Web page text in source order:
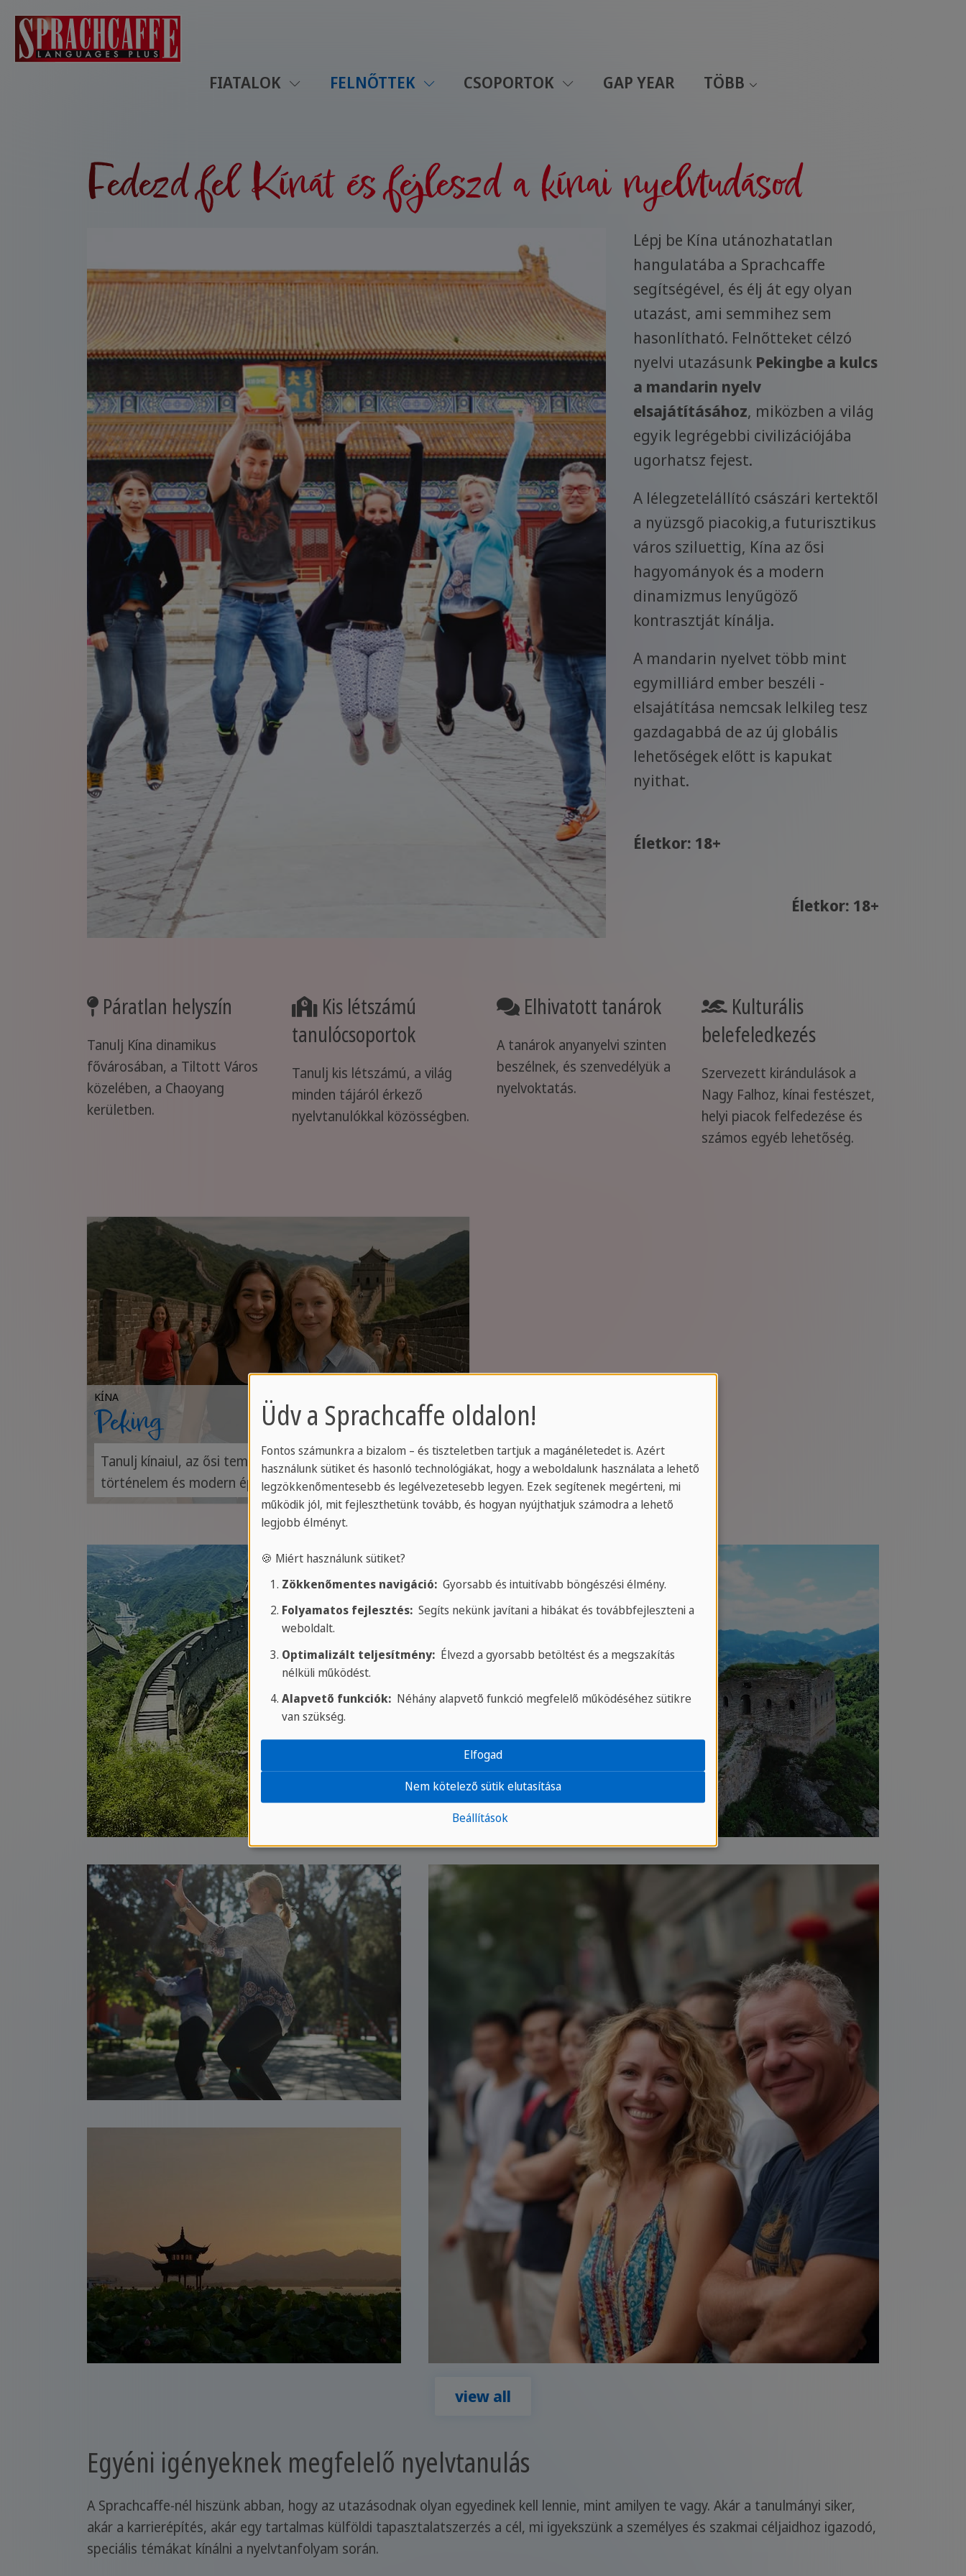
FIATALOK FELNŐTTEK CSOPORTOK GAP YEAR TÖBB
Fedezd fel Kínát és fejleszd a kínai nyelvtudásod
Lépj be Kína utánozhatatlan
hangulatába a Sprachcaffe
segítségével, és élj át egy olyan
utazást, ami semmihez sem
hasonlítható. Felnőtteket célzó
nyelvi utazásunk Pekingbe a kulcs
a mandarin nyelv
elsajátításához, miközben a világ
egyik legrégebbi civilizációjába
ugorhatsz fejest.
A lélegzetelállító császári kertektől
a nyüzsgő piacokig,a futurisztikus
város sziluettig, Kína az ősi
hagyományok és a modern
dinamizmus lenyűgöző
kontrasztját kínálja.
A mandarin nyelvet több mint
egymilliárd ember beszéli -
elsajátítása nemcsak lelkileg tesz
gazdagabbá de az új globális
lehetőségek előtt is kapukat
nyithat.
Életkor: 18+
Életkor: 18+
Páratlan helyszín
Tanulj Kína dinamikus
fővárosában, a Tiltott Város
közelében, a Chaoyang
kerületben.
Kis létszámú
tanulócsoportok
Tanulj kis létszámú, a világ
minden tájáról érkező
nyelvtanulókkal közösségben.
Elhivatott tanárok
A tanárok anyanyelvi szinten
beszélnek, és szenvedélyük a
nyelvoktatás.
Kulturális
belefeledkezés
Szervezett kirándulások a
Nagy Falhoz, kínai festészet,
helyi piacok felfedezése és
számos egyéb lehetőség.
KÍNA
Peking
Tanulj kínaiul, az ősi templomok, teaházak, a
történelem és modern épületek sajátos
keveredésében.
view all
Egyéni igényeknek megfelelő nyelvtanulás
A Sprachcaffe-nél hiszünk abban, hogy az utazásodnak olyan egyedinek kell lennie, mint amilyen te vagy. Akár a tanulmányi siker,
akár a karrierépítés, akár egy tartalmas külföldi tapasztalatszerzés a cél, mi igyekszünk a személyes és szakmai céljaidhoz igazodó,
speciális témákat kínálni a nyelvtanfolyam során.
Üdv a Sprachcaffe oldalon!
Fontos számunkra a bizalom – és tiszteletben tartjuk a magánéletedet is. Azért
használunk sütiket és hasonló technológiákat, hogy a weboldalunk használata a lehető
legzökkenőmentesebb és legélvezetesebb legyen. Ezek segítenek megérteni, mi
működik jól, mit fejleszthetünk tovább, és hogyan nyújthatjuk számodra a lehető
legjobb élményt.
🍪 Miért használunk sütiket?
Zökkenőmentes navigáció:Gyorsabb és intuitívabb böngészési élmény.
Folyamatos fejlesztés:Segíts nekünk javítani a hibákat és továbbfejleszteni a
weboldalt.
Optimalizált teljesítmény:Élvezd a gyorsabb betöltést és a megszakítás
nélküli működést.
Alapvető funkciók:Néhány alapvető funkció megfelelő működéséhez sütikre
van szükség.
Beállítások
Nem kötelező sütik elutasítása
Elfogad